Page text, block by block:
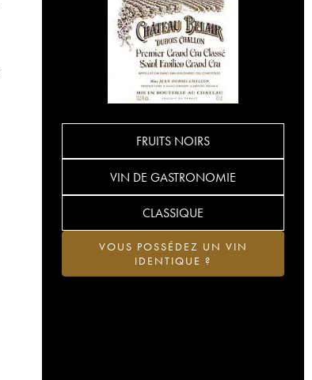
FRUITS NOIRS
VIN DE GASTRONOMIE
CLASSIQUE
VOUS POSSÉDEZ UN VIN
IDENTIQUE ?